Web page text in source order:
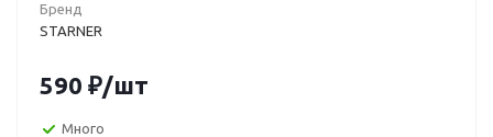
Бренд
STARNER
590 ₽/шт
Много